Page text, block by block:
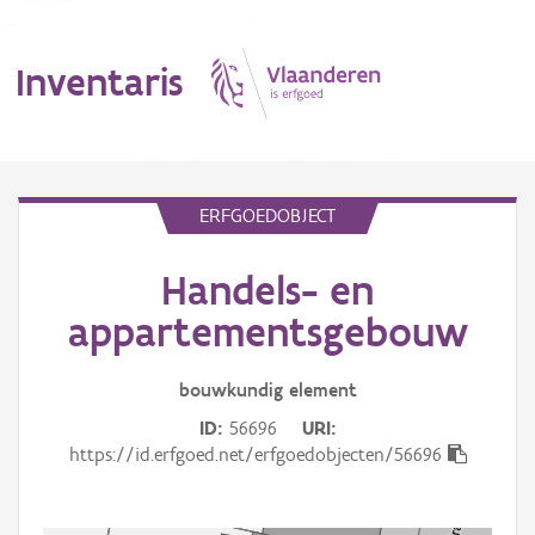
Inventaris
Aanduidingsobject
ERFGOEDOBJECT
Handels- en
appartementsgebouw
bouwkundig element
ID 56696
URI
https://id.erfgoed.net/erfgoedobjecten/56696